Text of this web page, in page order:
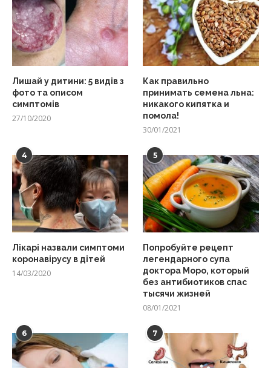
Лишай у дитини: 5 видів з
фото та описом
симптомів
27/10/2020
Как правильно
принимать семена льна:
никакого кипятка и
помола!
30/01/2021
4
Лікарі назвали симптоми
коронавірусу в дітей
14/03/2020
5
Попробуйте рецепт
легендарного супа
доктора Моро, который
без антибиотиков спас
тысячи жизней
08/01/2021
6 7